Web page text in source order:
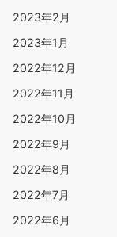
2023年2月
2023年1月
2022年12月
2022年11月
2022年10月
2022年9月
2022年8月
2022年7月
2022年6月